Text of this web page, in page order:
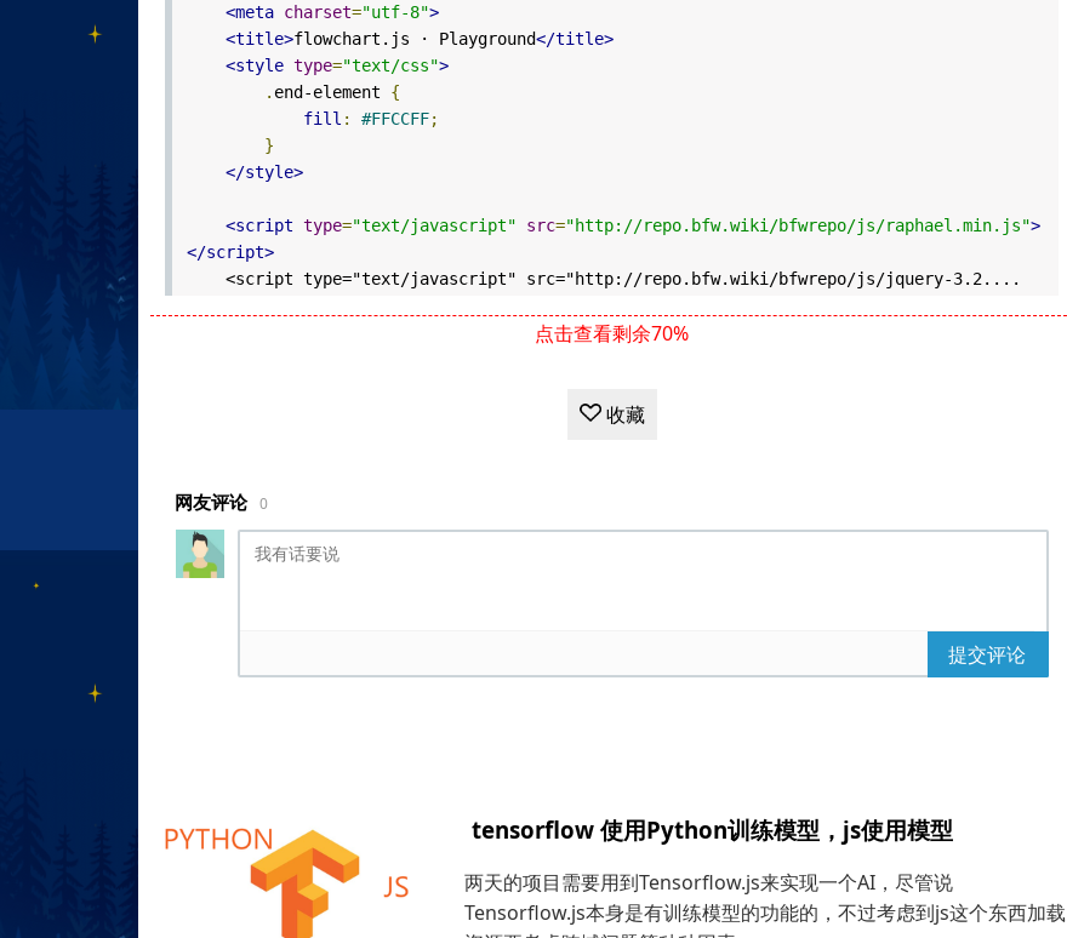
<meta charset="utf-8">
<title>flowchart.js · Playground</title>
<style type="text/css">
. end-element {
fill : #FFCCFF;
}
</style>
<script type="text/javascript" src="http://repo.bfw.wiki/bfwrepo/js/raphael.min.js">
</script>
<script type="text/javascript" src="http://repo.bfw.wiki/bfwrepo/js/jquery-3.2....
点击查看剩余70%
收藏
网友评论 0
提交评论
tensorflow 使用Python训练模型，js使用模型
两天的项目需要用到Tensorflow.js来实现一个AI，尽管说
Tensorflow.js本身是有训练模型的功能的，不过考虑到js这个东西加载